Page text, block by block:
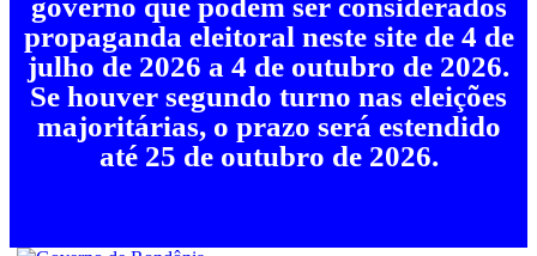
governo que podem ser considerados
propaganda eleitoral neste site de 4 de
julho de 2026 a 4 de outubro de 2026.
Se houver segundo turno nas eleições
majoritárias, o prazo será estendido
até 25 de outubro de 2026.